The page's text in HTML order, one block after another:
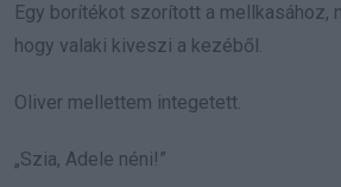
Egy borítékot szorított a mellkasához,
hogy valaki kiveszi a kezéből.
Oliver mellettem integetett.
„Szia, Adele néni!”